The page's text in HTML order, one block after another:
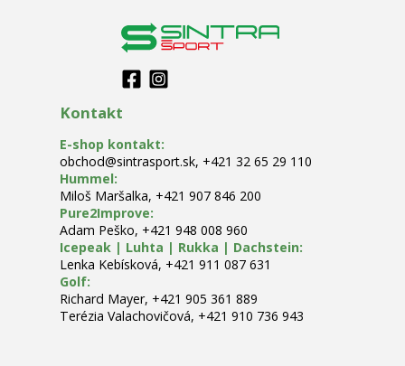
Kontakt
E-shop kontakt:
obchod@sintrasport.sk, +421 32 65 29 110
Hummel:
Miloš Maršalka, +421 907 846 200
Pure2Improve:
Adam Peško, +421 948 008 960
Icepeak | Luhta | Rukka | Dachstein:
Lenka Kebísková, +421 911 087 631
Golf:
Richard Mayer, +421 905 361 889
Terézia Valachovičová, +421 910 736 943